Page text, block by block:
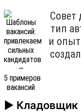
Совет
тип
и
► Кладовщик